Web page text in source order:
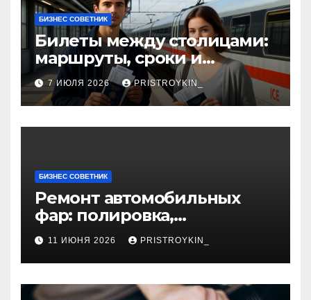
БИЗНЕС СОВЕТНИК
Билеты между столицами:
маршруты, сроки и
документы
7 ИЮЛЯ 2026 PRISTROYKIN_
БИЗНЕС СОВЕТНИК
Ремонт автомобильных
фар: полировка,
восстановление
герметичности и замена
элементов
11 ИЮНЯ 2026 PRISTROYKIN_